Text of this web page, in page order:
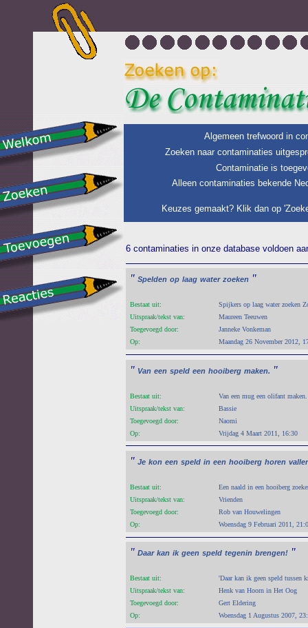
Algemeen trefwoord in
Zoeken naar contaminaties
Contaminatie is
Alleen contaminaties bekende
Keuzes gemaakt? Klik dan op
6 contaminaties in onze database voldoen
" Spelden op laag water zoeken "
Bestaat uit:
Spijkers op laag water zoeken
Uitspraak/tekst van:
Maureen Teeuwen
Toegevoegd door:
Janneke Vonkeman
Op:
Maandag 26 November 2012,
" Van een speld een hooiberg maken. "
Bestaat uit:
Van een mug een olifant
Uitspraak/tekst van:
Bassie
Toegevoegd door:
Naomi
Op:
Vrijdag 4 Maart 2011, 16:30
" Je kon een speld in een hooiberg horen
Bestaat uit:
Een naald in een hooiberg
Uitspraak/tekst van:
Vrienden
Toegevoegd door:
Rob van Houwelingen
Op:
Woensdag 9 Februari 2011,
" Daar kan ik geen speld tegenin brengen! "
Bestaat uit:
'Daar kan ik geen speld tussen
Uitspraak/tekst van:
Henk van Hoorn in Het Oog
Toegevoegd door:
Gert Eldering
Op:
Woensdag 1 Augustus 2007,